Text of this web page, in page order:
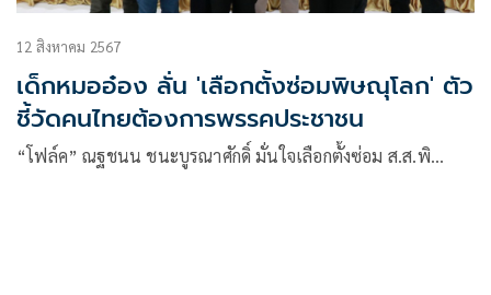
12 สิงหาคม 2567
เด็กหมออ๋อง ลั่น 'เลือกตั้งซ่อมพิษณุโลก' ตัว
ชี้วัดคนไทยต้องการพรรคประชาชน
“โฟล์ค” ณฐชนน ชนะบูรณาศักดิ์ มั่นใจเลือกตั้งซ่อม ส.ส.พิ…